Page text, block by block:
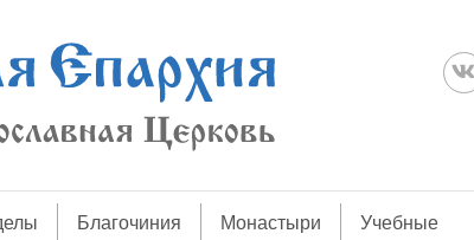
Благочиния Монастыри
Учебные